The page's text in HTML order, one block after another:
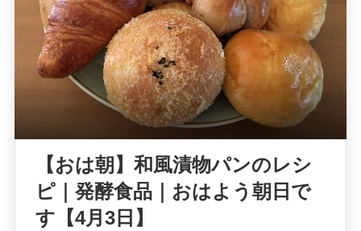
【おは朝】和風漬物パンのレシ
ピ｜発酵食品｜おはよう朝日で
す【4月3日】